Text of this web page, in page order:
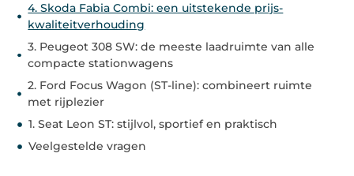
4. Skoda Fabia Combi: een uitstekende prijs-
kwaliteitverhouding
3. Peugeot 308 SW: de meeste laadruimte van alle
compacte stationwagens
2. Ford Focus Wagon (ST-line): combineert ruimte
met rijplezier
1. Seat Leon ST: stijlvol, sportief en praktisch
Veelgestelde vragen